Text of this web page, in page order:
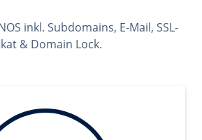
inkl. Subdomains, E-Mail, SSL-
& Domain Lock.